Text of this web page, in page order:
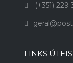
(+351) 229
LINKS